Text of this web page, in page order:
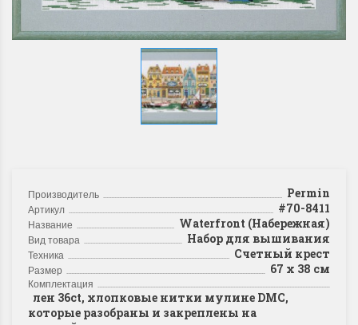
Производитель Permin
Артикул #70-8411
Название Waterfront (Набережная)
Вид товара Набор для вышивания
Техника Счетный крест
Размер 67 x 38 см
Комплектация
лен 36ct, хлопковые нитки мулине DMC,
которые разобраны и закреплены на